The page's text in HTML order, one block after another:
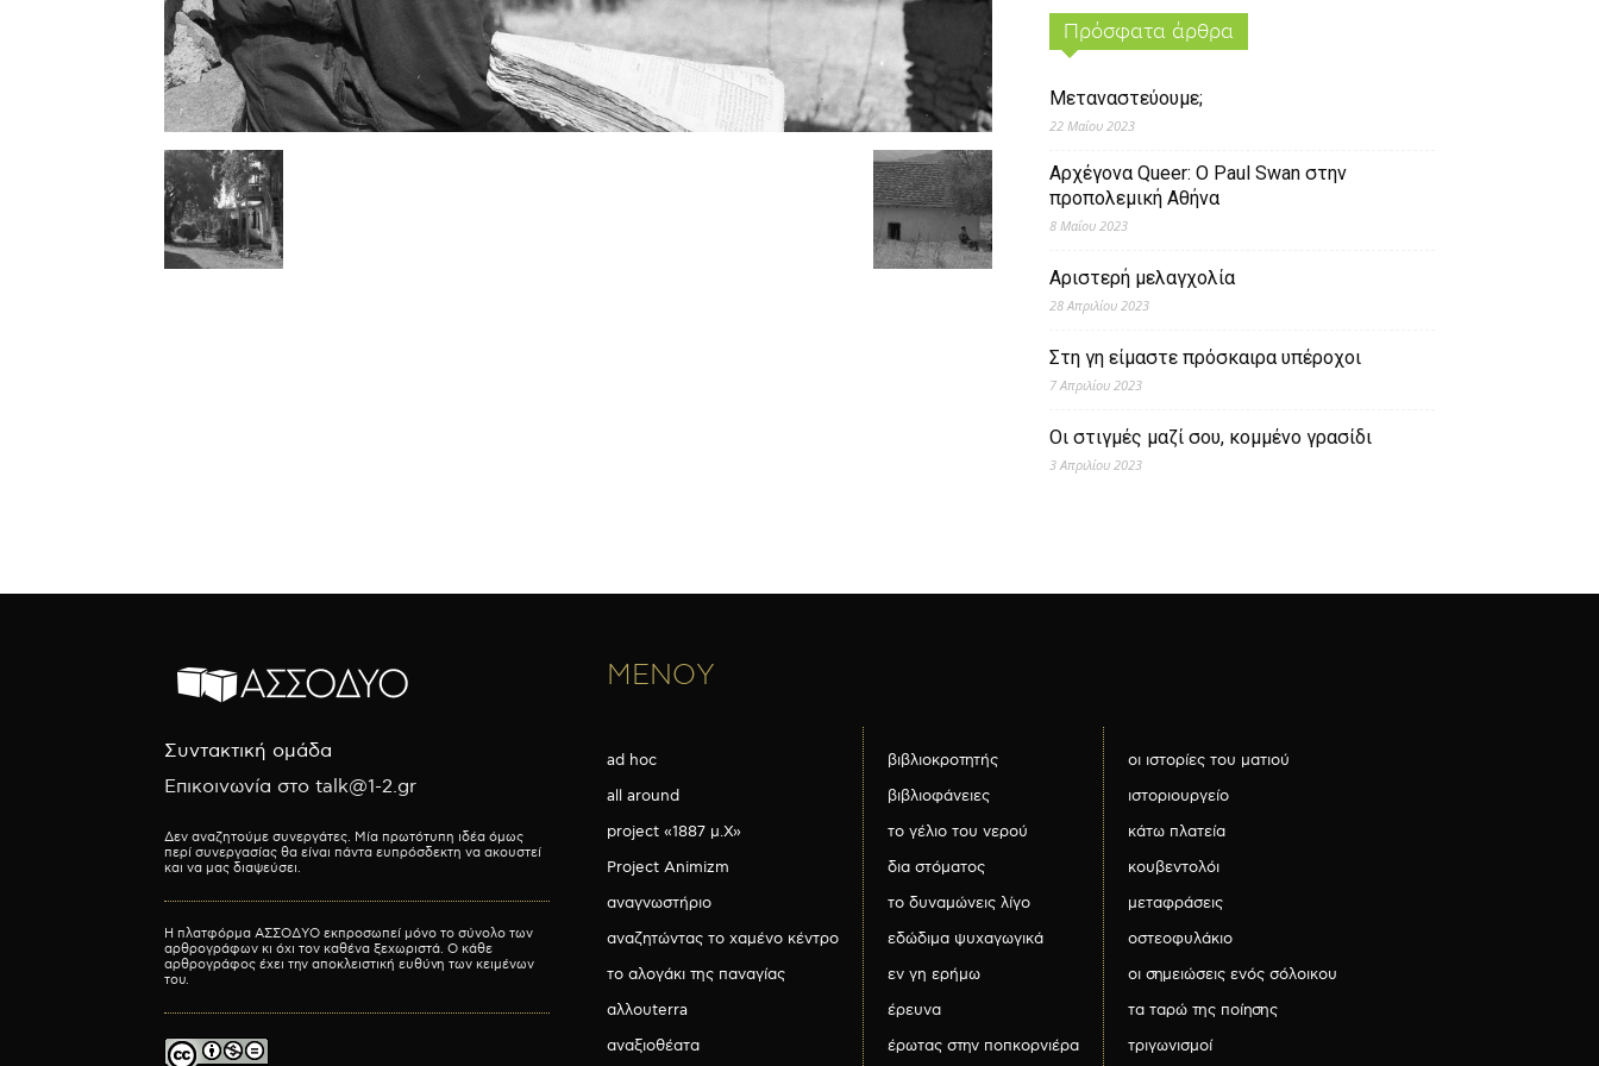
Πρόσφατα άρθρα
Μεταναστεύουμε;
22 Μαΐου 2023
Αρχέγονα Queer: O Paul Swan στην
προπολεμική Αθήνα
8 Μαΐου 2023
Αριστερή μελαγχολία
28 Απριλίου 2023
Στη γη είμαστε πρόσκαιρα υπέροχοι
7 Απριλίου 2023
Οι στιγμές μαζί σου, κομμένο γρασίδι
3 Απριλίου 2023
Συντακτική ομάδα
Επικοινωνία στο talk@1-2.gr
Δεν αναζητούμε συνεργάτες. Μία πρωτότυπη ιδέα όμως
περί συνεργασίας θα είναι πάντα ευπρόσδεκτη να ακουστεί
και να μας διαψεύσει.
Η πλατφόρμα ΑΣΣΟΔΥΟ εκπροσωπεί μόνο το σύνολο των
αρθρογράφων κι όχι τον καθένα ξεχωριστά. Ο κάθε
αρθρογράφος έχει την αποκλειστική ευθύνη των κειμένων
του.
ΜΕΝΟΥ
ad hoc
all around
project «1887 μ.Χ»
Project Animizm
αναγνωστήριο
αναζητώντας το χαμένο κέντρο
το αλογάκι της παναγίας
αλλουterra
αναξιοθέατα
βιβλιοκροτητής
βιβλιοφάνειες
το γέλιο του νερού
δια στόματος
το δυναμώνεις λίγο
εδώδιμα ψυχαγωγικά
εν γη ερήμω
έρευνα
έρωτας στην ποπκορνιέρα
οι ιστορίες του ματιού
ιστοριουργείο
κάτω πλατεία
κουβεντολόι
μεταφράσεις
οστεοφυλάκιο
οι σημειώσεις ενός σόλοικου
τα ταρώ της ποίησης
τριγωνισμοί